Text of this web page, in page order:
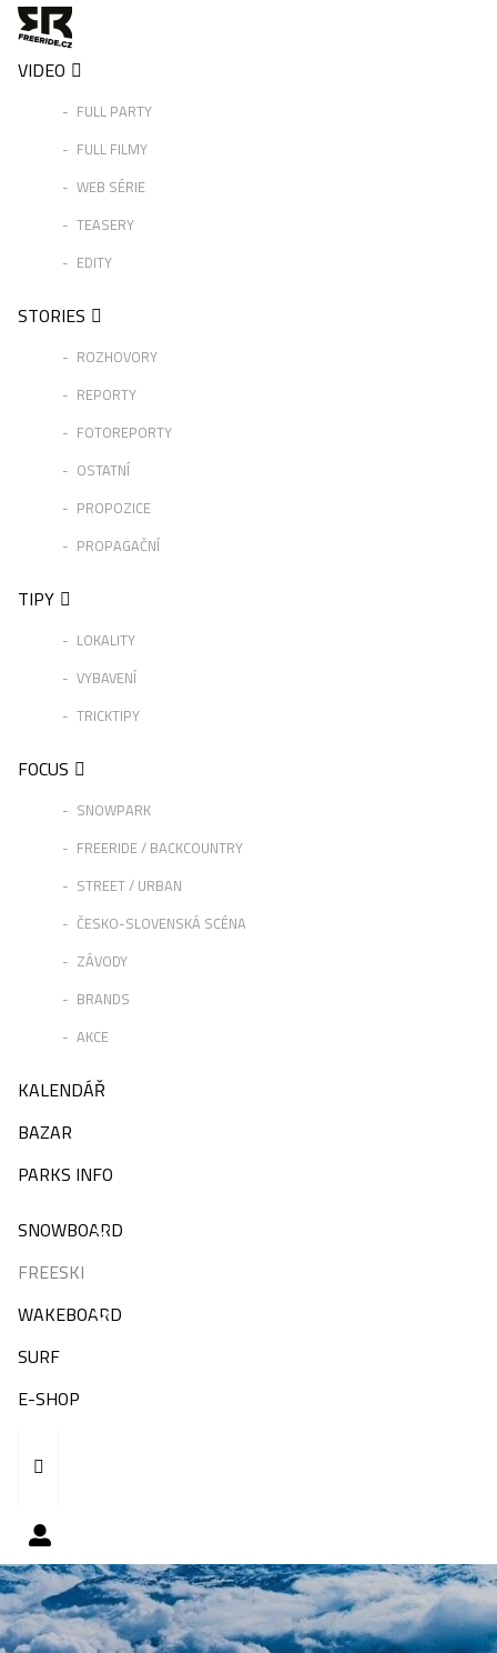
VIDEO
FULL PARTY
FULL FILMY
WEB SÉRIE
TEASERY
EDITY
STORIES
ROZHOVORY
REPORTY
FOTOREPORTY
OSTATNÍ
PROPOZICE
PROPAGAČNÍ
TIPY
LOKALITY
VYBAVENÍ
TRICKTIPY
FOCUS
SNOWPARK
FREERIDE / BACKCOUNTRY
STREET / URBAN
ČESKO-SLOVENSKÁ SCÉNA
ZÁVODY
BRANDS
AKCE
KALENDÁŘ
BAZAR
PARKS INFO
SNOWBOARD
FREESKI
WAKEBOARD
SURF
E-SHOP